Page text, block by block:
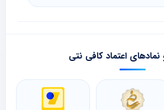
اعتماد کافی نتی